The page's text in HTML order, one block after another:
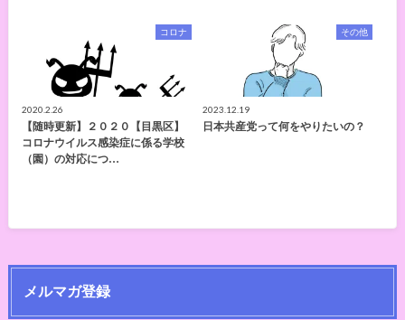
コロナ
2020.2.26
【随時更新】２０２０【目黒区】
コロナウイルス感染症に係る学校
（園）の対応につ…
その他
2023.12.19
日本共産党って何をやりたいの？
メルマガ登録